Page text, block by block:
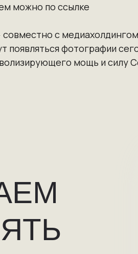
можно по ссылке
с
появляться фотографии
мощь и силу